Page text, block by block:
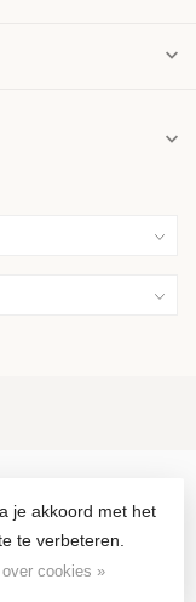
zilver en juwelen in
je akkoord met het
te verbeteren.
over cookies »